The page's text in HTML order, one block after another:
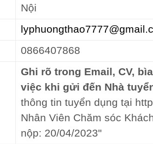
Nội
0866407868
Ghi rõ trong Email, CV,
việc khi gửi đến Nhà
thông tin tuyển dụng tại
Nhân Viên Chăm sóc
nộp: 20/04/2023"